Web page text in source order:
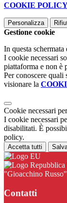
COOKIE
Personalizza
Gestione cookie
In questa
I cookie necessari
piattaforma e non è
Per conoscere quali
visionare la
Cookie necessari
I cookie necessari
disabilitati. È
policy.
Accetta tutti
"Gioacchino Russo"
Contatti